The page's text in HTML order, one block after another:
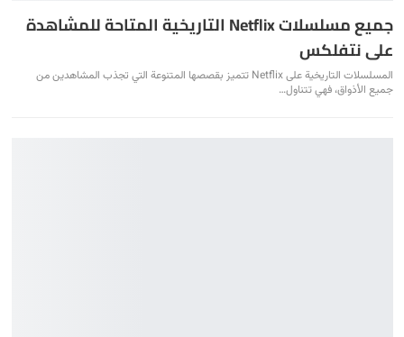
جميع مسلسلات Netflix التاريخية المتاحة للمشاهدة
على نتفلكس
المسلسلات التاريخية على Netflix تتميز بقصصها المتنوعة التي تجذب المشاهدين من
جميع الأذواق، فهي تتناول…